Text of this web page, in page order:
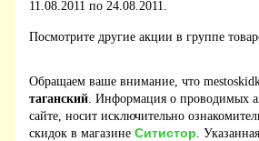
11.08.2011 по 24.08.2011.
Посмотрите другие акции в группе
Обращаем ваше внимание, что
таганский. Информация о проводимых
сайте, носит исключительно
скидок в магазине Ситистор.